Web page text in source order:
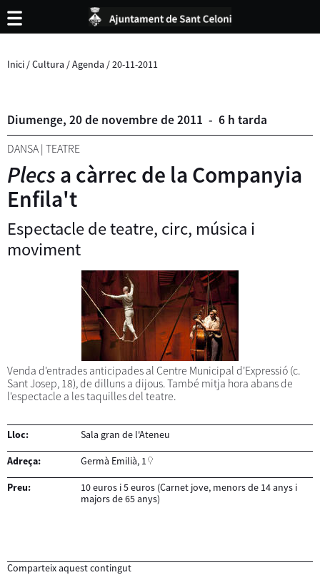
Inici /Cultura /Agenda /20-11-2011
Diumenge, 20de novembrede2011 - 6 h tarda
DANSA | TEATRE
Plecsa càrrec de la Companyia
Enfila't
Espectacle de teatre, circ, música i
moviment
Venda d'entrades anticipades al Centre Municipal d'Expressió (c.
Sant Josep, 18), de dilluns a dijous. També mitja hora abans de
l'espectacle a les taquilles del teatre.
Lloc: Sala gran de l'Ateneu
Adreça: Germà Emilià, 1
Preu:
10 euros i 5 euros (Carnet jove, menors de 14 anys i
majors de 65 anys)
Comparteix aquest contingut